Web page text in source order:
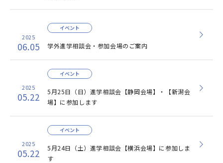
2025
06.05 学外進学相談会・参加会場のご案内
イベント
2025
05.22
5月25日（日）進学相談会【静岡会場】・【新潟会
場】に参加します
イベント
2025
05.22
5月24日（土）進学相談会【横浜会場】に参加しま
す
イベント